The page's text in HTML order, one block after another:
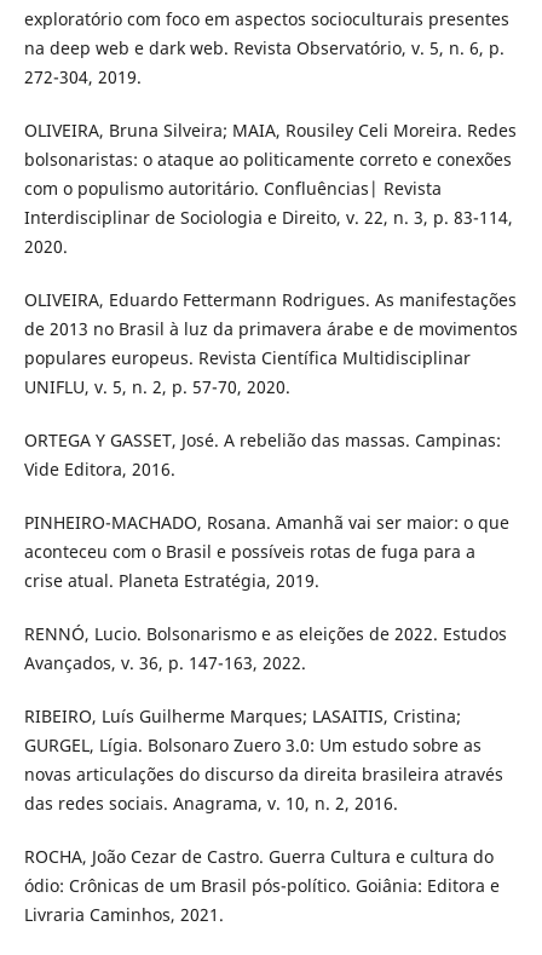
exploratório com foco em aspectos socioculturais presentes
na deep web e dark web. Revista Observatório, v. 5, n. 6, p.
272-304, 2019.
OLIVEIRA, Bruna Silveira; MAIA, Rousiley Celi Moreira. Redes
bolsonaristas: o ataque ao politicamente correto e conexões
com o populismo autoritário. Confluências| Revista
Interdisciplinar de Sociologia e Direito, v. 22, n. 3, p. 83-114,
2020.
OLIVEIRA, Eduardo Fettermann Rodrigues. As manifestações
de 2013 no Brasil à luz da primavera árabe e de movimentos
populares europeus. Revista Científica Multidisciplinar
UNIFLU, v. 5, n. 2, p. 57-70, 2020.
ORTEGA Y GASSET, José. A rebelião das massas. Campinas:
Vide Editora, 2016.
PINHEIRO-MACHADO, Rosana. Amanhã vai ser maior: o que
aconteceu com o Brasil e possíveis rotas de fuga para a
crise atual. Planeta Estratégia, 2019.
RENNÓ, Lucio. Bolsonarismo e as eleições de 2022. Estudos
Avançados, v. 36, p. 147-163, 2022.
RIBEIRO, Luís Guilherme Marques; LASAITIS, Cristina;
GURGEL, Lígia. Bolsonaro Zuero 3.0: Um estudo sobre as
novas articulações do discurso da direita brasileira através
das redes sociais. Anagrama, v. 10, n. 2, 2016.
ROCHA, João Cezar de Castro. Guerra Cultura e cultura do
ódio: Crônicas de um Brasil pós-político. Goiânia: Editora e
Livraria Caminhos, 2021.